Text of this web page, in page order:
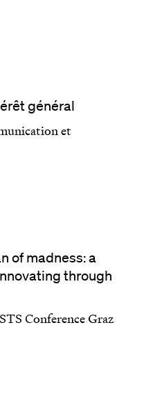
général
et
of madness: a
through
Conference Graz